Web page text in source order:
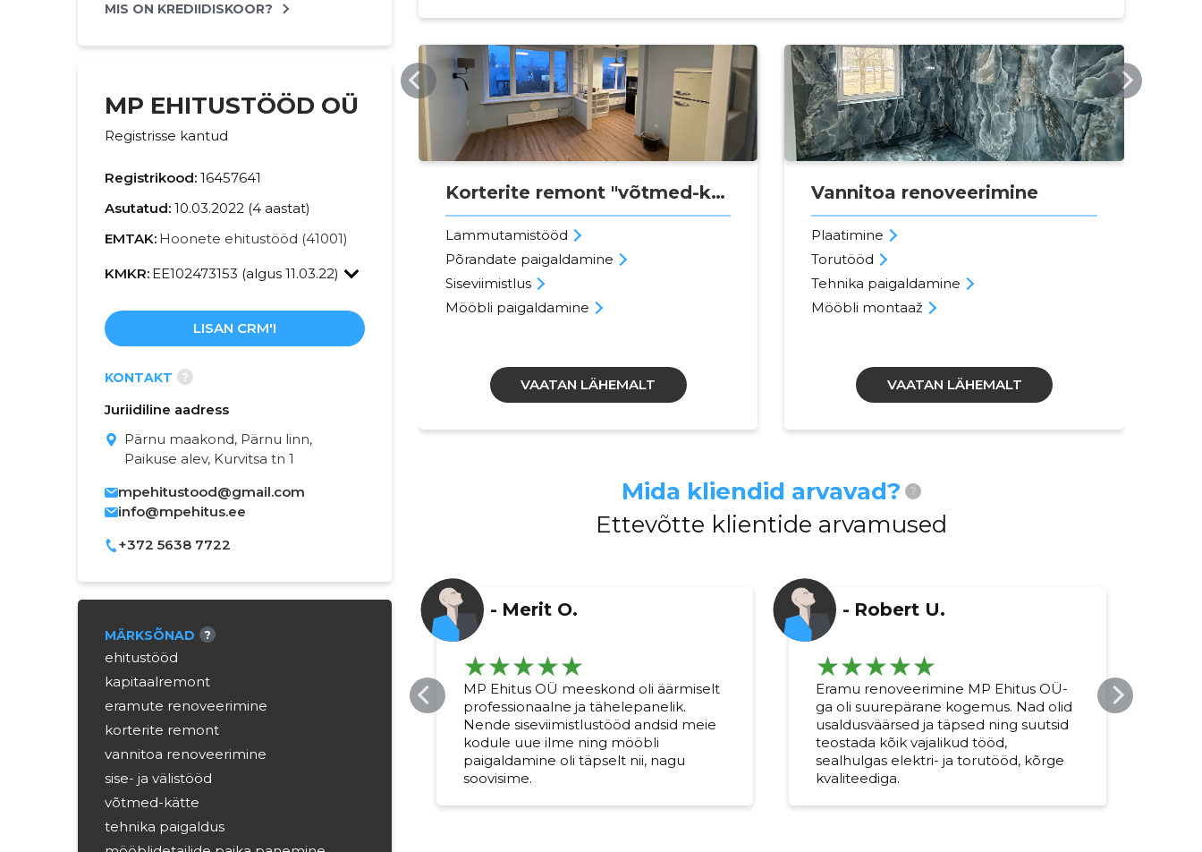
MIS ON KREDIIDISKOOR?
MP EHITUSTÖÖD OÜ
Registrisse kantud
Registrikood: 16457641
Asutatud: 10.03.2022 (4 aastat)
EMTAK: Hoonete ehitustööd (41001)
KMKR: EE102473153 (algus 11.03.22)
LISAN CRM'I
KONTAKT ?
Juriidiline aadress
Pärnu maakond, Pärnu linn,
Paikuse alev, Kurvitsa tn 1
mpehitustood@gmail.com
info@mpehitus.ee
+372 5638 7722
MÄRKSÕNAD ?
ehitustööd
kapitaalremont
eramute renoveerimine
korterite remont
vannitoa renoveerimine
sise- ja välistööd
võtmed-kätte
tehnika paigaldus
MPEHITUS.EE
Korterite remont "võtmed-kätte"
Lammutamistööd
Põrandate paigaldamine
Siseviimistlus
Mööbli paigaldamine
VAATAN LÄHEMALT
MPEHITUS.EE
Vannitoa renoveerimine
Plaatimine
Torutööd
Tehnika paigaldamine
Mööbli montaaž
VAATAN LÄHEMALT
Mida kliendid arvavad? ?
Ettevõtte klientide arvamused
- Merit O.
MP Ehitus OÜ meeskond oli äärmiselt
professionaalne ja tähelepanelik.
Nende siseviimistlustööd andsid meie
kodule uue ilme ning mööbli
paigaldamine oli täpselt nii, nagu
soovisime.
- Robert U.
Eramu renoveerimine MP Ehitus OÜ-
ga oli suurepärane kogemus. Nad olid
usaldusväärsed ja täpsed ning suutsid
teostada kõik vajalikud tööd,
sealhulgas elektri- ja torutööd, kõrge
kvaliteediga.